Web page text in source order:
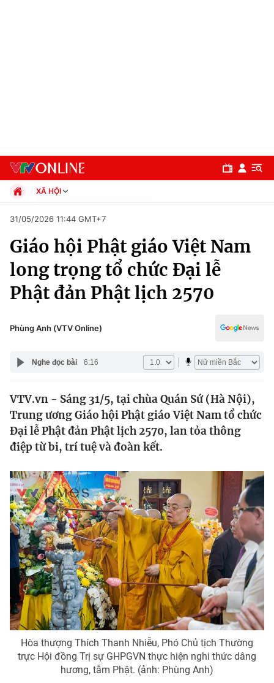
Chuyên mục
Chính trị
Thế giới
Tin tức
Thế giới đó đây
Câu chuyện quốc tế
Kinh tế
Tài chính
Thị trường
Góc doanh nghiệp
Dữ liệu và đời sống
Truyền hình
Phim VTV
Hậu trường
Nhân vật
Khán giả
Giải sao mai
Giải trí
Điện ảnh
Âm nhạc
Sao
Đời sống
Du lịch
Làm đẹp
Chất lượng cuộc sống
Giáo dục
Tuyển sinh
Công nghệ
XÃ HỘI
Xã hội
Pháp luật
Kinh tế
Thể thao
Truyền hình
Giáo dục
31/05/2026 11:44 GMT+7
Giáo hội Phật giáo Việt Nam
long trọng tổ chức Đại lễ
Phật đản Phật lịch 2570
Phùng Anh (VTV Online)
Nghe đọc bài 6:16
VTV.vn - Sáng 31/5, tại chùa Quán Sứ (Hà Nội),
Trung ương Giáo hội Phật giáo Việt Nam tổ chức
Đại lễ Phật đản Phật lịch 2570, lan tỏa thông
điệp từ bi, trí tuệ và đoàn kết.
Hòa thượng Thích Thanh Nhiễu, Phó Chủ tịch Thường
trực Hội đồng Trị sự GHPGVN thực hiện nghi thức dâng
hương, tắm Phật. (ảnh: Phùng Anh)